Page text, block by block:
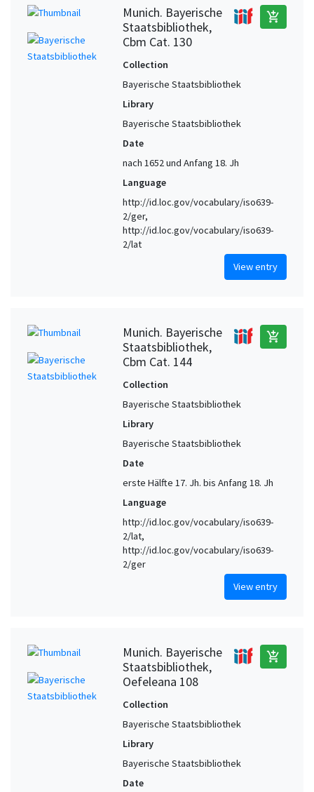
Munich. Bayerische
Staatsbibliothek,
Cbm Cat. 130
add_shopping_cart
Collection
Bayerische Staatsbibliothek
Library
Bayerische Staatsbibliothek
Date
nach 1652 und Anfang 18. Jh
Language
http://id.loc.gov/vocabulary/iso639-
2/ger,
http://id.loc.gov/vocabulary/iso639-
2/lat
View entry
Munich. Bayerische
Staatsbibliothek,
Cbm Cat. 144
add_shopping_cart
Collection
Bayerische Staatsbibliothek
Library
Bayerische Staatsbibliothek
Date
erste Hälfte 17. Jh. bis Anfang 18. Jh
Language
http://id.loc.gov/vocabulary/iso639-
2/lat,
http://id.loc.gov/vocabulary/iso639-
2/ger
View entry
Munich. Bayerische
Staatsbibliothek,
Oefeleana 108
add_shopping_cart
Collection
Bayerische Staatsbibliothek
Library
Bayerische Staatsbibliothek
Date